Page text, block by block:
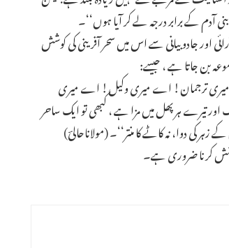
آدم کے برابر درجہ لے کر آیا ہوں‘‘۔
اور جادو بیانی سے اس میں سحر آفرینی کی کوشش
بن جاتا ہے ، جیسے:
ترجمان! اے میری وکیل! اے میری
تیرے ہر پھل میں مزا ہے ، کبھی تو ایک ساحر
کی دوا، نہ کاٹے کا منتر‘‘۔ (مولاناحالیؔ)
کرنا ضروری ہے۔